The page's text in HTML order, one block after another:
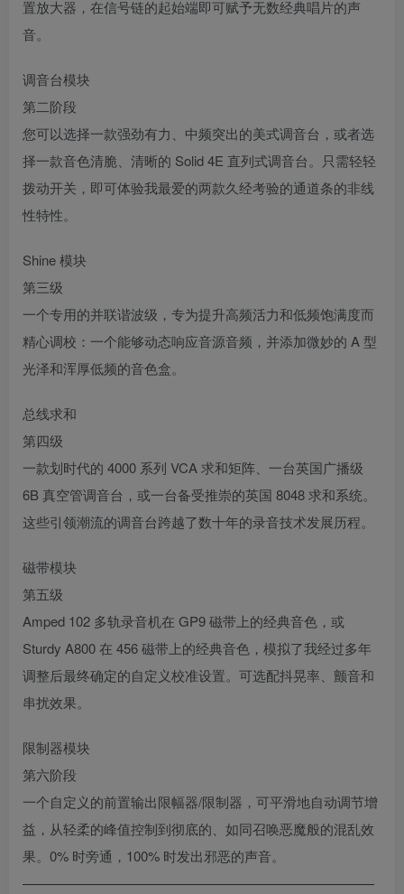
置放大器，在信号链的起始端即可赋予无数经典唱片的声
音。
调音台模块
第二阶段
您可以选择一款强劲有力、中频突出的美式调音台，或者选
择一款音色清脆、清晰的 Solid 4E 直列式调音台。只需轻轻
拨动开关，即可体验我最爱的两款久经考验的通道条的非线
性特性。
Shine 模块
第三级
一个专用的并联谐波级，专为提升高频活力和低频饱满度而
精心调校：一个能够动态响应音源音频，并添加微妙的 A 型
光泽和浑厚低频的音色盒。
总线求和
第四级
一款划时代的 4000 系列 VCA 求和矩阵、一台英国广播级
6B 真空管调音台，或一台备受推崇的英国 8048 求和系统。
这些引领潮流的调音台跨越了数十年的录音技术发展历程。
磁带模块
第五级
Amped 102 多轨录音机在 GP9 磁带上的经典音色，或
Sturdy A800 在 456 磁带上的经典音色，模拟了我经过多年
调整后最终确定的自定义校准设置。可选配抖晃率、颤音和
串扰效果。
限制器模块
第六阶段
一个自定义的前置输出限幅器/限制器，可平滑地自动调节增
益，从轻柔的峰值控制到彻底的、如同召唤恶魔般的混乱效
果。0% 时旁通，100% 时发出邪恶的声音。
——————————————————————————